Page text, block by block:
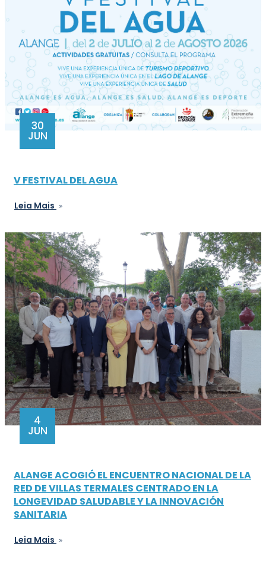
30
JUN
V FESTIVAL DEL AGUA
Leia Mais
4
JUN
ALANGE ACOGIÓ EL ENCUENTRO NACIONAL DE LA
RED DE VILLAS TERMALES CENTRADO EN LA
LONGEVIDAD SALUDABLE Y LA INNOVACIÓN
SANITARIA
Leia Mais